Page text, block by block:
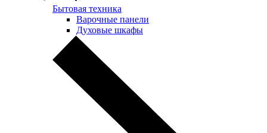
Бытовая техника
Варочные панели
Духовые шкафы